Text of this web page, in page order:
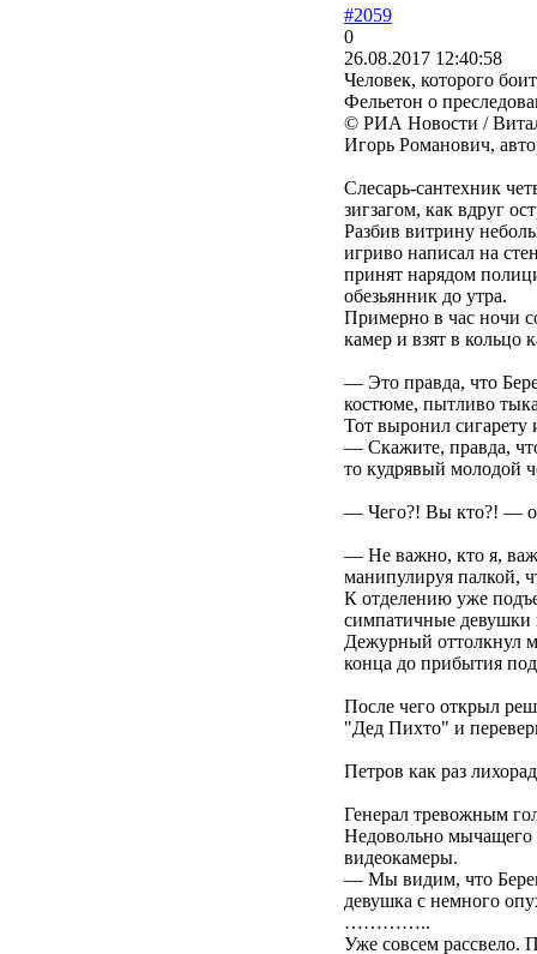
#2059
0
26.08.2017 12:40:58
Человек, которого
Фельетон о
© РИА Новости /
Игорь Романович,
Слесарь-сантехник
зигзагом, как вдруг
Разбив витрину
игриво написал на
принят нарядом
обезьянник до утра.
Примерно в час ночи
камер и взят в кольцо
— Это правда, что
костюме, пытливо
Тот выронил сигарету
— Скажите, правда,
то кудрявый молодой
— Чего?! Вы кто?! —
— Не важно, кто я,
манипулируя палкой,
К отделению уже
симпатичные девушки
Дежурный оттолкнул
конца до прибытия
После чего открыл
"Дед Пихто" и
Петров как раз
Генерал тревожным
Недовольно мычащего
видеокамеры.
— Мы видим, что
девушка с немного
…………..
Уже совсем рассвело.